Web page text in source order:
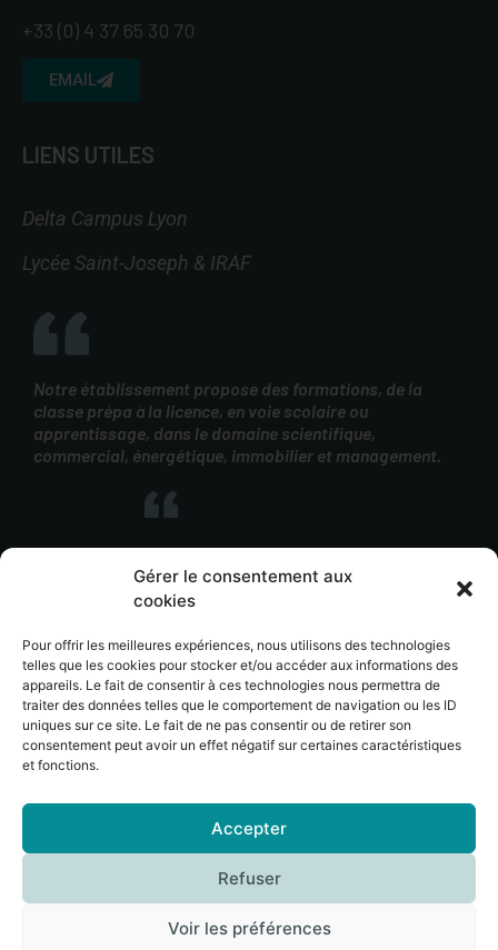
Gérer le consentement aux
cookies
Pour offrir les meilleures expériences, nous utilisons des technologies
telles que les cookies pour stocker et/ou accéder aux informations des
appareils. Le fait de consentir à ces technologies nous permettra de
traiter des données telles que le comportement de navigation ou les ID
uniques sur ce site. Le fait de ne pas consentir ou de retirer son
consentement peut avoir un effet négatif sur certaines caractéristiques
et fonctions.
Accepter
Refuser
Voir les préférences
+33 (0) 4 37 65 30 70
EMAIL
LIENS UTILES
Delta Campus Lyon
Lycée Saint-Joseph & IRAF
Notre établissement propose des formations, de la
classe prépa à la licence, en voie scolaire ou
apprentissage, dans le domaine scientifique,
commercial, énergétique, immobilier et management.
SUP Bellevue fait partie de l’
Assomption Lyon, une des 14 unités d’enseignement
pédagogique de l’Assomption France.
© SUP BELLEVUE 2023 – tous droits réservés –Plan de site–
Mentions légales
Réalisation :DIXIT L’agence